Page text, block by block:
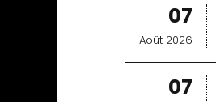
07
Août 2026
07